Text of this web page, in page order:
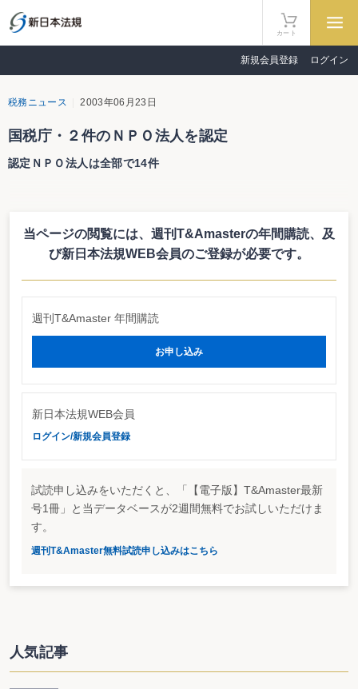
カート
新規会員登録 ログイン
税務ニュース 2003年06月23日
国税庁・２件のＮＰＯ法人を認定
認定ＮＰＯ法人は全部で14件
特定非営利活動法人として認定した。いずれも認定の有効期間は平成15年７月
１日から平成17年６月30日まで。これにより、認定ＮＰＯ法人は14件となっ
ＮＰＯ法人への寄附金を所得税における寄附金控除及び法人税における損金算
当ページの閲覧には、週刊T&Amasterの年間購読、 及
び新日本法規WEB会員のご登録が必要です。
週刊T&Amaster 年間購読
お申し込み
新日本法規WEB会員
ログイン/新規会員登録
試読申し込みをいただくと、「【電子版】T&Amaster最新
号1冊」と当データベースが2週間無料でお試しいただけま
す。
週刊T&Amaster無料試読申し込みはこちら
人気記事